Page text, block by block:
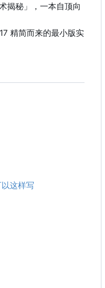
揭秘」，一本自顶向
精简而来的最小版实
这样写